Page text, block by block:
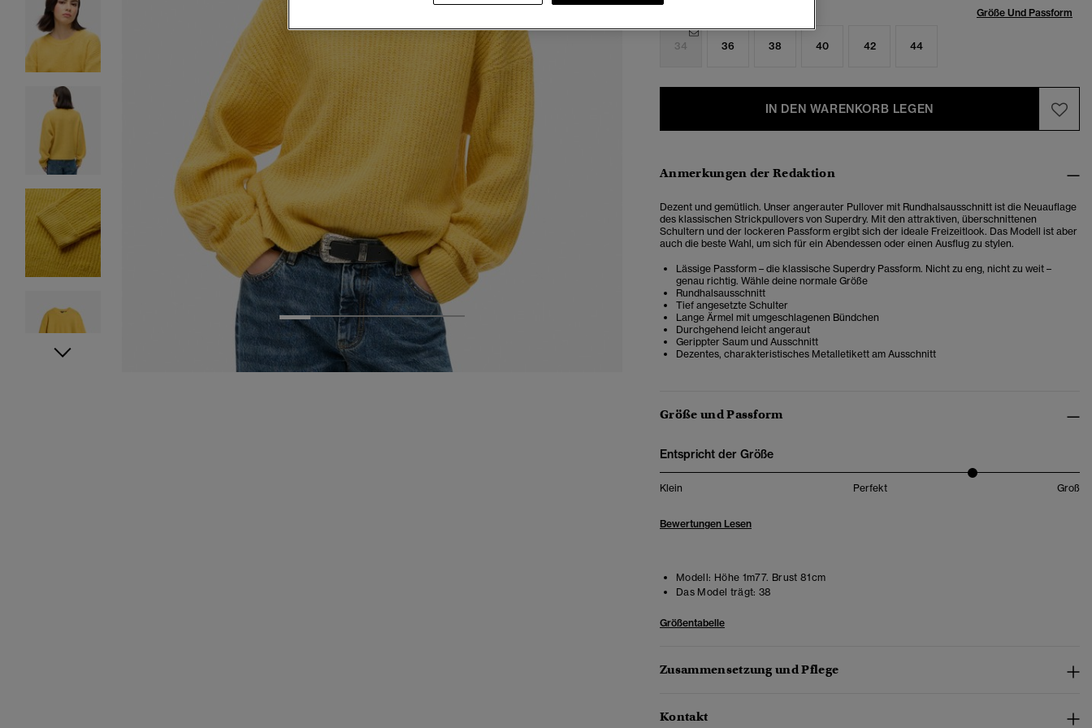
1 2 3 4 5 6
Größe Und Passform
34 36 38 40 42 44
IN DEN WARENKORB LEGEN
Anmerkungen der Redaktion
Dezent und gemütlich. Unser angerauter Pullover mit Rundhalsausschnitt ist die Neuauflage
des klassischen Strickpullovers von Superdry. Mit den attraktiven, überschnittenen
Schultern und der lockeren Passform ergibt sich der ideale Freizeitlook. Das Modell ist aber
auch die beste Wahl, um sich für ein Abendessen oder einen Ausflug zu stylen.
Lässige Passform – die klassische Superdry Passform. Nicht zu eng, nicht zu weit –
genau richtig. Wähle deine normale Größe
Rundhalsausschnitt
Tief angesetzte Schulter
Lange Ärmel mit umgeschlagenen Bündchen
Durchgehend leicht angeraut
Gerippter Saum und Ausschnitt
Dezentes, charakteristisches Metalletikett am Ausschnitt
Größe und Passform
Entspricht der Größe
Klein Perfekt Groß
Bewertungen Lesen
Modell: Höhe 1m77. Brust 81cm
Das Model trägt: 38
Größentabelle
Zusammensetzung und Pflege
Kontakt